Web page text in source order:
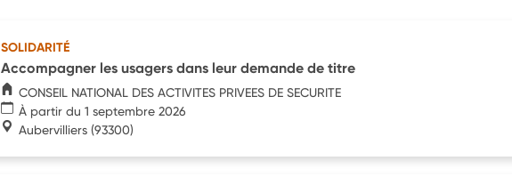
SOLIDARITÉ
Accompagner les usagers dans leur demande de titre
CONSEIL NATIONAL DES ACTIVITES PRIVEES DE SECURITE
À partir du 1 septembre 2026
Aubervilliers (93300)